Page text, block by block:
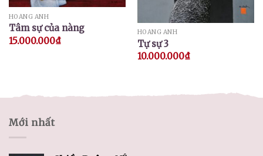
HOÀNG ANH
Tâm sự của nàng
15.000.000₫
HOÀNG ANH
Tự sự 3
10.000.000₫
Mới nhất